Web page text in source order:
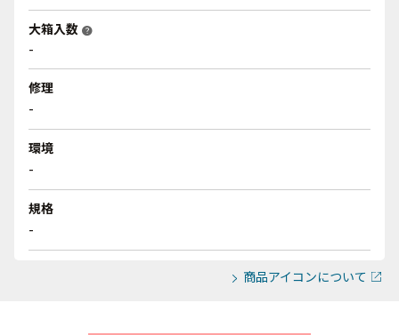
大箱入数 help
-
修理
-
環境
-
規格
-
商品アイコンについて